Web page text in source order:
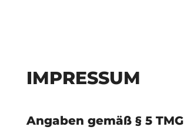
IMPRESSUM
Angaben gemäß § 5 TMG